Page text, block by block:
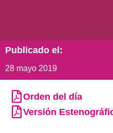
Publicado el:
28 mayo 2019
Orden del día
Versión